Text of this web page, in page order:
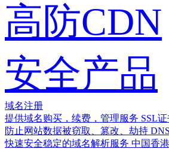
高防CDN
安全产品
域名注册
提供域名购买，续费，管理服务 SSL证
防止网站数据被窃取、篡改、劫持
快速安全稳定的域名解析服务 中国香